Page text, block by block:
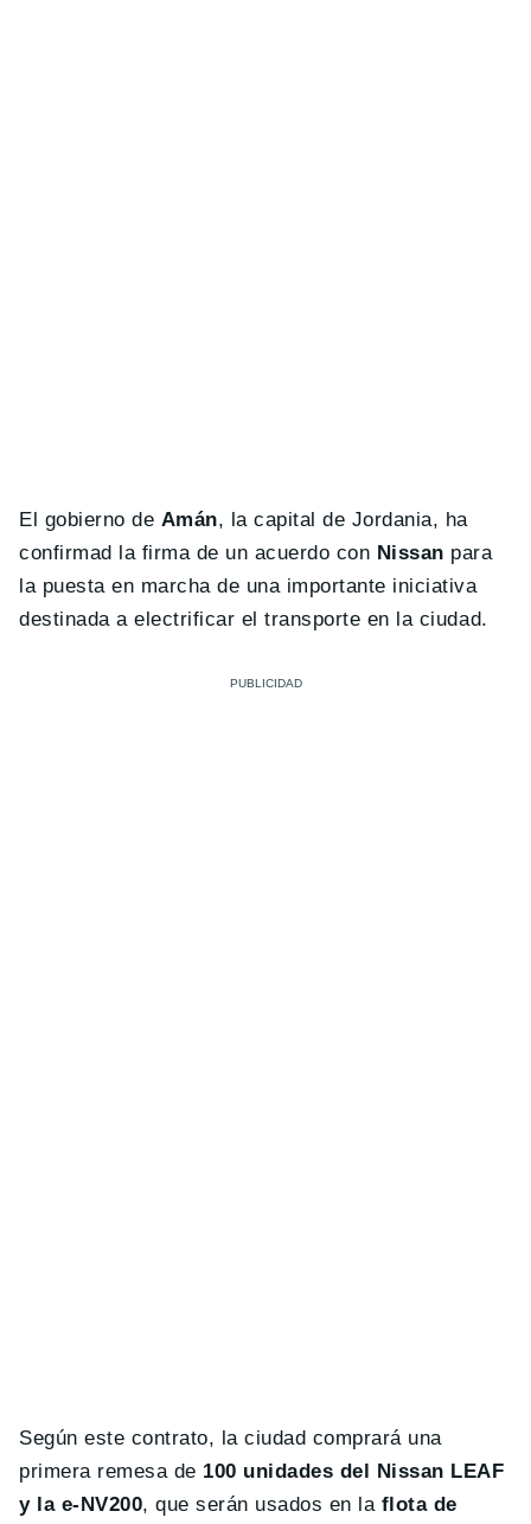
El gobierno de Amán, la capital de Jordania, ha
confirmad la firma de un acuerdo con Nissan para
la puesta en marcha de una importante iniciativa
destinada a electrificar el transporte en la ciudad.
Según este contrato, la ciudad comprará una
primera remesa de 100 unidades del Nissan LEAF
y la e-NV200, que serán usados en laflota de